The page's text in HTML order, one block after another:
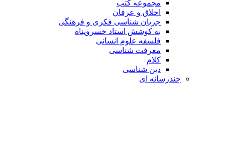
مجموعه کتب
اخلاق و عرفان
جریان شناسی فکری و فرهنگی
به کوشش استاد خسروپناه
فلسفه علوم انسانی
معرفت شناسی
کلام
دین شناسی
چندرسانه ای